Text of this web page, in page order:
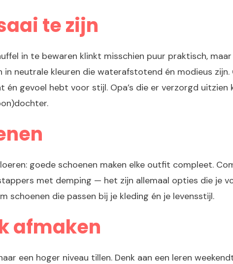
te zijn
in te bewaren klinkt misschien puur praktisch,
neutrale kleuren die waterafstotend én modieus
gevoel hebt voor stijl. Opa’s die er verzorgd
goede schoenen maken elke outfit compleet.
met demping — het zijn allemaal opties die je
die passen bij je kleding én je levensstijl.
afmaken
een hoger niveau tillen. Denk aan een leren